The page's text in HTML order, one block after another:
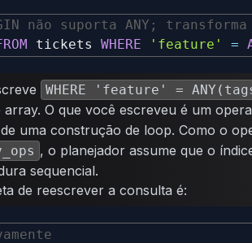
não suporta ANY;
tickets WHERE 'feature' =
WHERE 'feature' =
O que você escreveu é um
uma construção de loop. Como o
, o planejador assume que o
sequencial.
de reescrever a consulta é: